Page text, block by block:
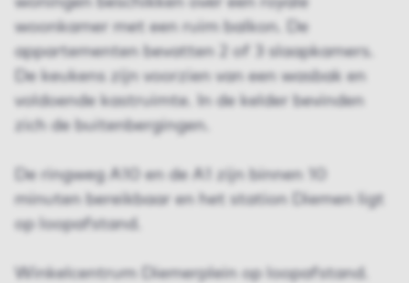
woonkamer met een ruim balkon. De
appartementen bevatten 2 of 3 slaapkamers.
De keukens zijn voorzien van een wasbak en
voldoende kastruimte. In de kelder bevinden
zich de buitenbergingen.
De ringweg A10 en de A1 zijn binnen 10
minuten bereikbaar en het station Diemen ligt
op loopafstand.
Winkelcentrum Diemerplein op loopafstand.